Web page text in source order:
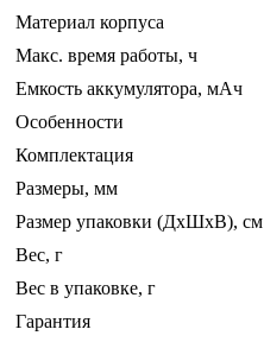
Материал корпуса
Макс. время работы, ч
Емкость аккумулятора, мАч
Особенности
Комплектация
Размеры, мм
Размер упаковки (ДхШхВ), см
Вес, г
Вес в упаковке, г
Гарантия